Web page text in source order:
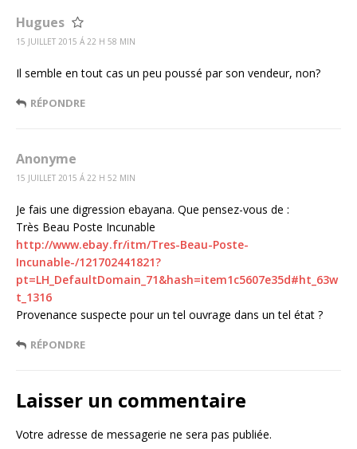
Hugues
15 JUILLET 2015 Á 22 H 58 MIN
Il semble en tout cas un peu poussé par son vendeur, non?
RÉPONDRE
Anonyme
15 JUILLET 2015 Á 22 H 52 MIN
Je fais une digression ebayana. Que pensez-vous de :
Très Beau Poste Incunable
http://www.ebay.fr/itm/Tres-Beau-Poste-
Incunable-/121702441821?
pt=LH_DefaultDomain_71&hash=item1c5607e35d#ht_63w
t_1316
Provenance suspecte pour un tel ouvrage dans un tel état ?
RÉPONDRE
Laisser un commentaire
Votre adresse de messagerie ne sera pas publiée.